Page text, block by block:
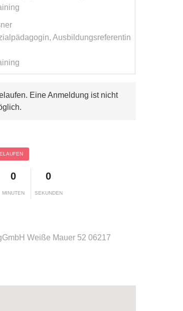
Ausbildungsreferentin
Eine Anmeldung ist nicht
0
MINUTEN
0
SEKUNDEN
Weiße Mauer 52 06217